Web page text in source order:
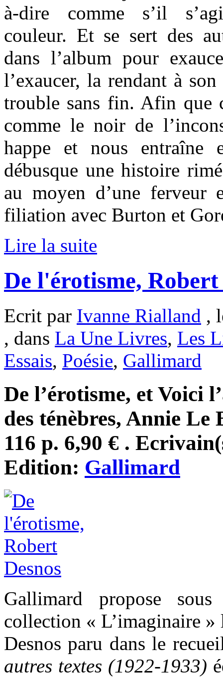
à-dire comme s’il
couleur. Et se sert des
dans l’album pour
l’exaucer, la rendant à
trouble sans fin. Afin que
comme le noir de
happe et nous
débusque une histoire
au moyen d’une ferveur
filiation avec Burton et
Lire la suite
De l'érotisme, Robert
Ecrit par Ivanne Rialland ,
, dans La Une Livres, Les
Essais, Poésie, Gallimard
De l’érotisme, et Voici
des ténèbres, Annie
116 p. 6,90 € .
Edition: Gallimard
Gallimard propose
collection « L’imaginaire »
Desnos paru dans le
autres textes (1922-1933)